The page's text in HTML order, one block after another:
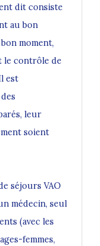
dit consiste
au bon
moment,
le contrôle de
est
leur
soient
séjours VAO
médecin, seul
(avec les
femmes,